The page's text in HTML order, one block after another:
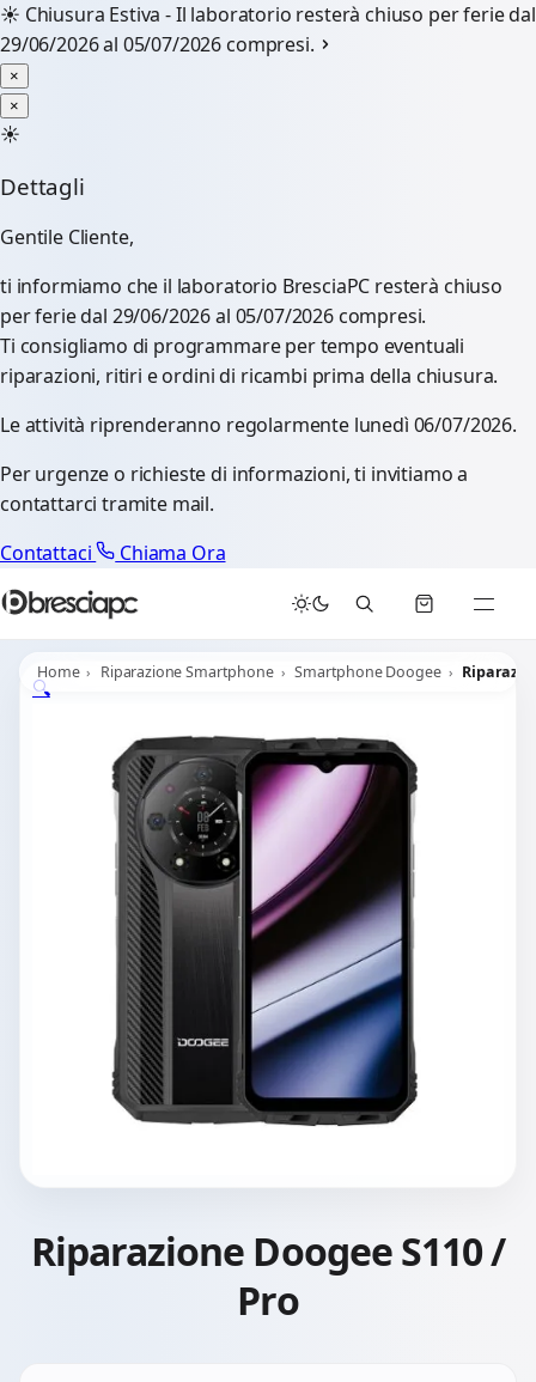
☀️ Chiusura Estiva - Il laboratorio resterà chiuso per ferie dal
29/06/2026 al 05/07/2026 compresi.
×
×
☀️
Dettagli
Gentile Cliente,
ti informiamo che il laboratorio BresciaPC resterà chiuso
per ferie dal 29/06/2026 al 05/07/2026 compresi.
Ti consigliamo di programmare per tempo eventuali
riparazioni, ritiri e ordini di ricambi prima della chiusura.
Le attività riprenderanno regolarmente lunedì 06/07/2026.
Per urgenze o richieste di informazioni, ti invitiamo a
contattarci tramite mail.
Contattaci
Chiama Ora
Home Riparazione Smartphone Smartphone Doogee
🔍
Riparazione Doogee S110 /
Pro